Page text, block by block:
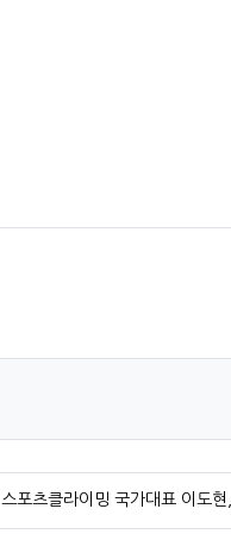
스포츠클라이밍 국가대표 이도